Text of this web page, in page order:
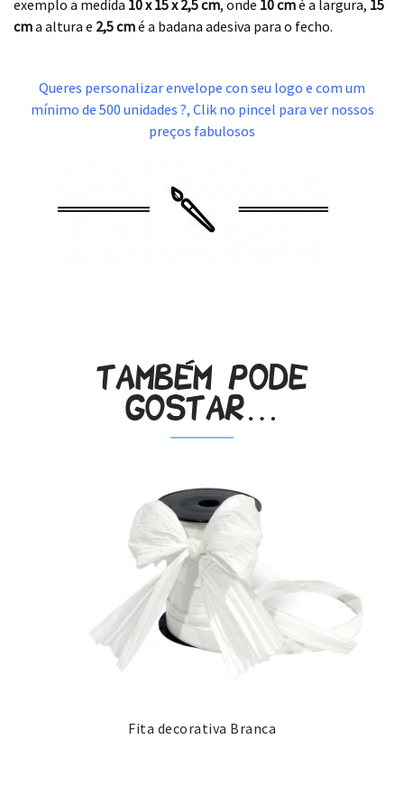
exemplo a medida 10 x 15 x 2,5 cm, onde 10 cmé a largura, 15
cma altura e 2,5 cmé a badana adesiva para o fecho.
Queres personalizar envelope con seu logo e com um
mínimo de 500 unidades ?, Clik no pincel para ver nossos
preços fabulosos
Também pode
gostar…
Fita decorativa Branca